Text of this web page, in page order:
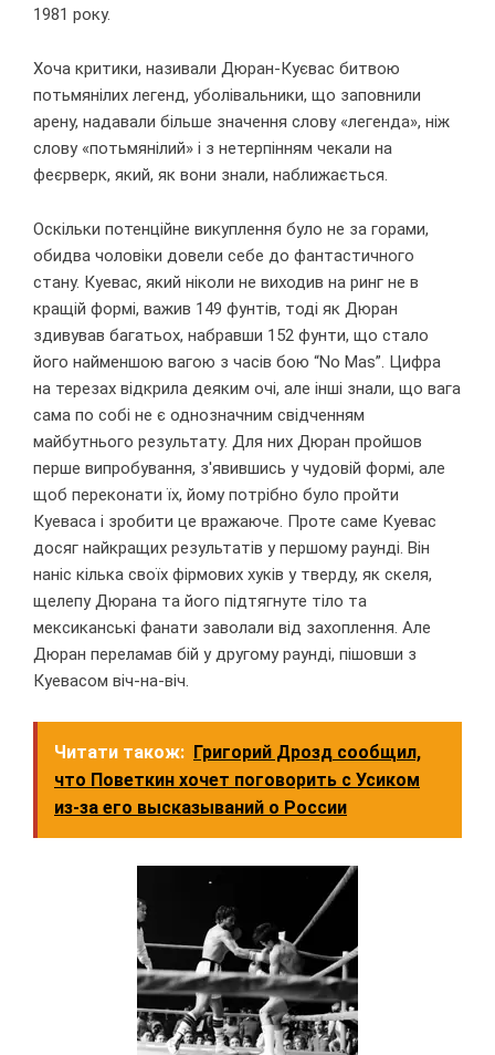
1981 року.
Хоча критики, називали Дюран-Куєвас битвою
потьмянілих легенд, уболівальники, що заповнили
арену, надавали більше значення слову «легенда», ніж
слову «потьмянілий» і з нетерпінням чекали на
феєрверк, який, як вони знали, наближається.
Оскільки потенційне викуплення було не за горами,
обидва чоловіки довели себе до фантастичного
стану. Куевас, який ніколи не виходив на ринг не в
кращій формі, важив 149 фунтів, тоді як Дюран
здивував багатьох, набравши 152 фунти, що стало
його найменшою вагою з часів бою “No Mas”. Цифра
на терезах відкрила деяким очі, але інші знали, що вага
сама по собі не є однозначним свідченням
майбутнього результату. Для них Дюран пройшов
перше випробування, з'явившись у чудовій формі, але
щоб переконати їх, йому потрібно було пройти
Куеваса і зробити це вражаюче. Проте саме Куевас
досяг найкращих результатів у першому раунді. Він
наніс кілька своїх фірмових хуків у тверду, як скеля,
щелепу Дюрана та його підтягнуте тіло та
мексиканські фанати заволали від захоплення. Але
Дюран переламав бій у другому раунді, пішовши з
Куевасом віч-на-віч.
Читати також: Григорий Дрозд сообщил,
что Поветкин хочет поговорить с Усиком
из-за его высказываний о России